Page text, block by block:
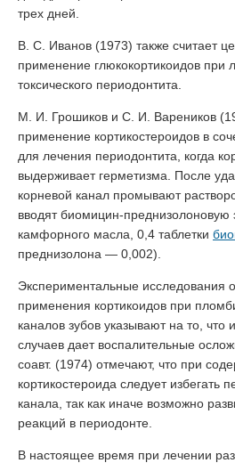
трех дней.
В. С. Иванов (1973) также считает
применение глюкокортикоидов при
токсического периодонтита.
М. И. Грошиков и С. И. Вареников
применение кортикостероидов в
для лечения периодонтита, когда
выдерживает герметизма. После
корневой канал промывают
вводят биомицин-
камфорного масла, 0,4 таблетки
преднизолона — 0,002).
Экспериментальные исследования
применения кортикоидов при
каналов зубов указывают на то,
случаев дает воспалительные
соавт. (1974) отмечают, что при
кортикостероида следует избегать
канала, так как иначе возможно
реакций в периодонте.
В настоящее время при лечении